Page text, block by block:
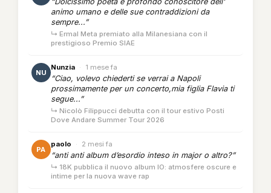
animo umano e delle sue contraddizioni da
sempre...”
↳ Ermal Meta premiato alla Milanesiana con il
prestigioso Premio SIAE
NU
Nunzia · 1 mese fa
“Ciao, volevo chiederti se verrai a Napoli
prossimamente per un concerto,mia figlia Flavia ti
segue...”
↳ Nicolò Filippucci debutta con il tour estivo Posti
Dove Andare Summer Tour 2026
PA
paolo · 2 mesi fa
“anti anti album d’esordio inteso in major o altro?”
↳ 18K pubblica il nuovo album IO: atmosfere oscure e
intime per la nuova wave rap